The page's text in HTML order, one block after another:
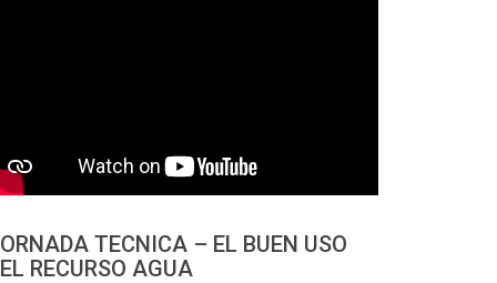
TECNICA – EL BUEN USO
RECURSO AGUA